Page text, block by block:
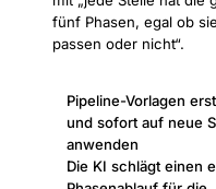
fünf Phasen, egal ob sie
passen oder nicht“.
Pipeline-Vorlagen
und sofort auf neue
anwenden
Die KI schlägt einen